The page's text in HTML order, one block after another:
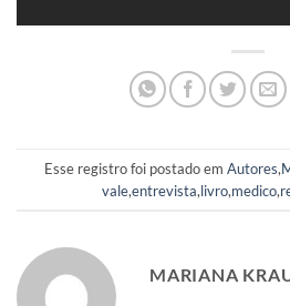
Esse registro foi postado em Autores,
vale,entrevista,livro,medico,
MARIANA